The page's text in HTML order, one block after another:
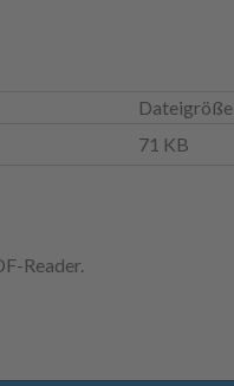
Dateigröße
71 KB
Reader.